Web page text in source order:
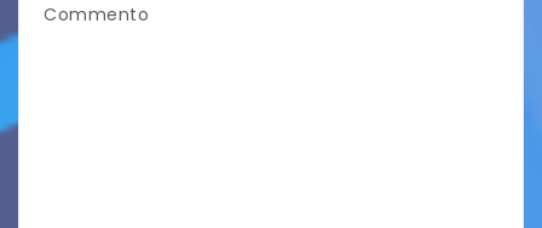
Commento